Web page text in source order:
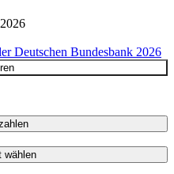
Deutschen Bundesbank 2026
wählen